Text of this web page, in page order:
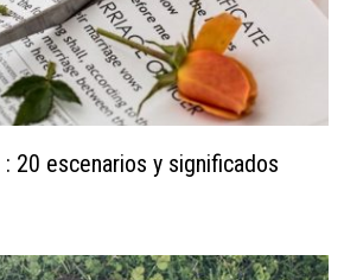
20 escenarios y significados